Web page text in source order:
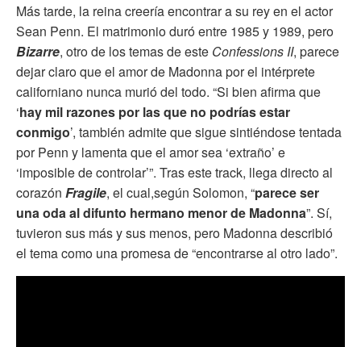
Más tarde, la reina creería encontrar a su rey en el actor
Sean Penn. El matrimonio duró entre 1985 y 1989, pero
Bizarre, otro de los temas de este Confessions II, parece
dejar claro que el amor de Madonna por el intérprete
californiano nunca murió del todo. “Si bien afirma que
‘hay mil razones por las que no podrías estar
conmigo’, también admite que sigue sintiéndose tentada
por Penn y lamenta que el amor sea ‘extraño’ e
‘imposible de controlar’”. Tras este track, llega directo al
corazón Fragile, el cual,según Solomon, “parece ser
una oda al difunto hermano menor de Madonna”. Sí,
tuvieron sus más y sus menos, pero Madonna describió
el tema como una promesa de “encontrarse al otro lado”.